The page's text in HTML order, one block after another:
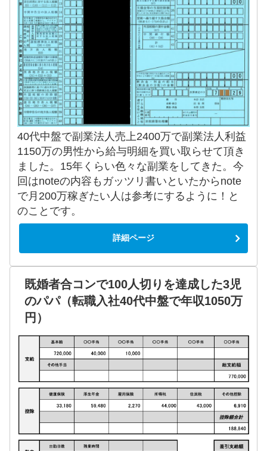
40代中盤で副業法人売上2400万で副業法人利益
1150万の男性から給与明細を買い取らせて頂き
ました。15年くらい色々な副業をしてきた。今
回はnoteの内容もガッツリ書いといたからnote
で月200万稼ぎたい人は参考にするように！と
のことです。
詳細ページ
既婚者合コンで100人切りを達成した3児
のパパ（転職入社40代中盤で年収1050万
円）